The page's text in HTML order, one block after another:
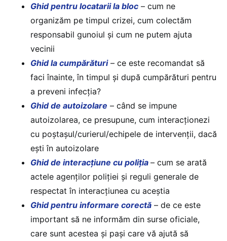
Ghid pentru locatarii la bloc – cum ne
organizăm pe timpul crizei, cum colectăm
responsabil gunoiul și cum ne putem ajuta
vecinii
Ghid la cumpărături – ce este recomandat să
faci înainte, în timpul și după cumpărături pentru
a preveni infecția?
Ghid de autoizolare – când se impune
autoizolarea, ce presupune, cum interacționezi
cu poștașul/curierul/echipele de intervenții, dacă
ești în autoizolare
Ghid de interacțiune cu poliția – cum se arată
actele agenților poliției și reguli generale de
respectat în interacțiunea cu aceștia
Ghid pentru informare corectă – de ce este
important să ne informăm din surse oficiale,
care sunt acestea și pași care vă ajută să